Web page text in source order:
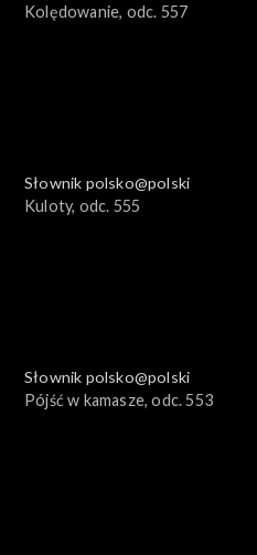
Kolędowanie, odc. 557
Słownik polsko@polski
Kuloty, odc. 555
Słownik polsko@polski
Pójść w kamasze, odc. 553